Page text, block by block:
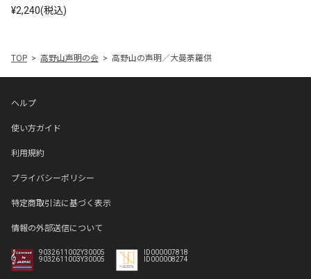
¥2,240(税込)
TOP 高野山声明の会 高野山の声明／大曼荼羅供
ヘルプ
使い方ガイド
利用規約
プライバシーポリシー
特定商取引法に基づく表示
情報の外部送信について
9032611002Y30005
9032611003Y30005
ID000007818
ID000008274